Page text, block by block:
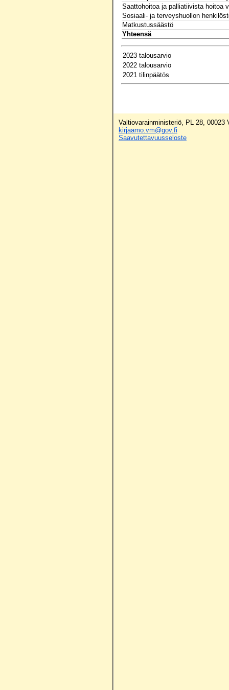
Saattohoitoa ja palliatiivista hoitoa
Sosiaali- ja terveyshuollon
Matkustussäästö
Yhteensä
2023 talousarvio
2022 talousarvio
2021 tilinpäätös
Valtiovarainministeriö, PL 28, 00023
kirjaamo.vm@gov.fi
Saavutettavuusseloste